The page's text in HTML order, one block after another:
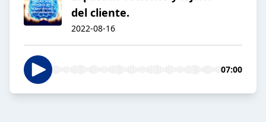
del cliente.
2022-08-16
07:00